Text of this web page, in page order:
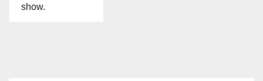
show.